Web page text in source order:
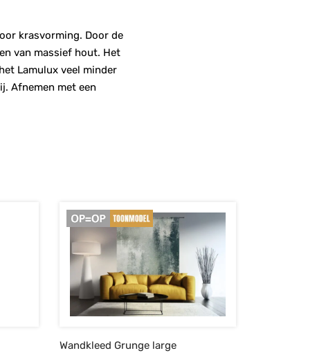
krasvorming. Door de
van massief hout. Het
Lamulux veel minder
Afnemen met een
Wandkleed Grunge large